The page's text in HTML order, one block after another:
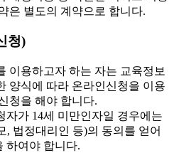
은 별도의 계약으로 합니다.
청)
이용하고자 하는 자는 교육정보
양식에 따라 온라인신청을 이용
청을 해야 합니다.
가 14세 미만인자일 경우에는
, 법정대리인 등)의 동의를 얻어
하여야 합니다.